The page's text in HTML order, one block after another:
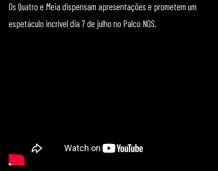
Os Quatro e Meia dispensam apresentações e prometem um
espetáculo incrível dia 7 de julho no Palco NOS.